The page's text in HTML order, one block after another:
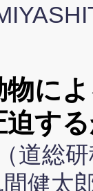
に
す
道総
健太